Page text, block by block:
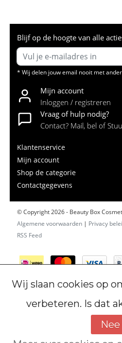
Blijf op de hoogte van alle
* Wij delen jouw email nooit met
Mijn account
Inloggen / registreren
Vraag of hulp nodig?
Contact? Mail, bel of
Klantenservice
Mijn account
Shop de categorie
Contactgegevens
© Copyright 2026 - Beauty Box
Algemene voorwaarden | Privacy
RSS Feed
Wij slaan cookies op
verbeteren. Is dat
Nee